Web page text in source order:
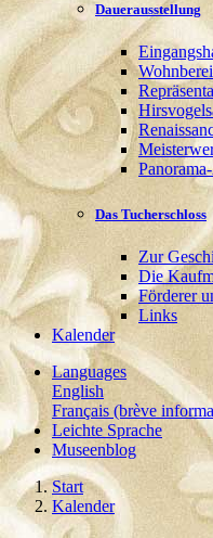
Dauerausstellung
Das Tucherschloss
Zur
Die
Förderer
Links
Kalender
Languages
English
Français (brève
Leichte Sprache
Museenblog
Start
Kalender